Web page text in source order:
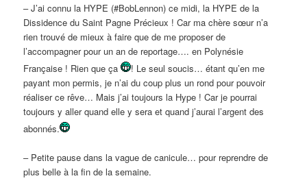
– J’ai connu la HYPE (#BobLennon) ce midi, la HYPE de la
Dissidence du Saint Pagne Précieux ! Car ma chère sœur n’a
rien trouvé de mieux à faire que de me proposer de
l’accompagner pour un an de reportage…. en Polynésie
Française ! Rien que ça
! Le seul soucis… étant qu’en me
payant mon permis, je n’ai du coup plus un rond pour pouvoir
réaliser ce rêve… Mais j’ai toujours la Hype ! Car je pourrai
toujours y aller quand elle y sera et quand j’aurai l’argent des
abonnés.
– Petite pause dans la vague de canicule… pour reprendre de
plus belle à la fin de la semaine.